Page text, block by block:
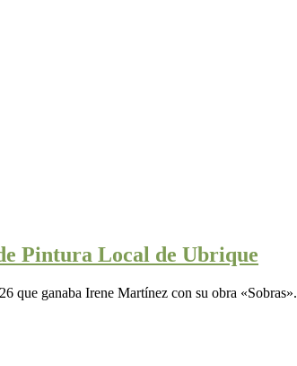
Pintura Local de Ubrique
que ganaba Irene Martínez con su obra «Sobras».